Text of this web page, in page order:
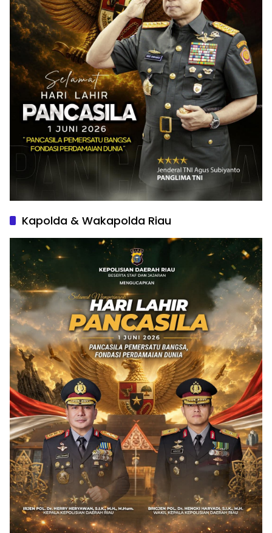
Kapolda & Wakapolda Riau